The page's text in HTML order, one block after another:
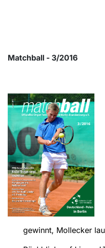
Matchball - 3/2016
gewinnt, Mollecker